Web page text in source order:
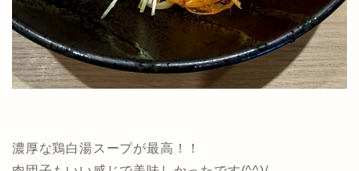
濃厚な鶏白湯スープが最高！！